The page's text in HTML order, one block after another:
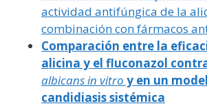
actividad antifúngica de la
combinación con fármacos
Comparación entre la
alicina y el fluconazol
albicans in vitro y en un
candidiasis sistémica